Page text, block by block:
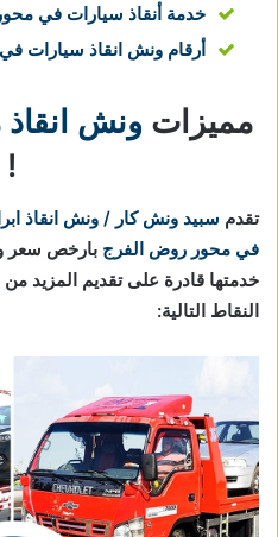
خدمة أنقاذ سيارات في
أرقام ونش انقاذ سيارات
مميزات ونش
!
تقدم سبيد ونش كار / ونش انقاذ
في محور روض الفرج بارخص سعر
خدمتها قادرة على تقديم المزيد
النقاط التالية: